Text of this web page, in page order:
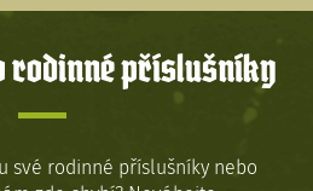
rodinné příslušníky
své rodinné příslušníky nebo